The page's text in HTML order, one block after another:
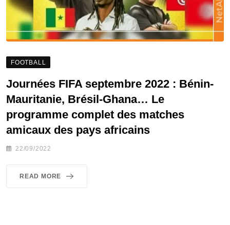
FOOTBALL
Journées FIFA septembre 2022 : Bénin-
Mauritanie, Brésil-Ghana… Le
programme complet des matches
amicaux des pays africains
22/09/2022
READ MORE